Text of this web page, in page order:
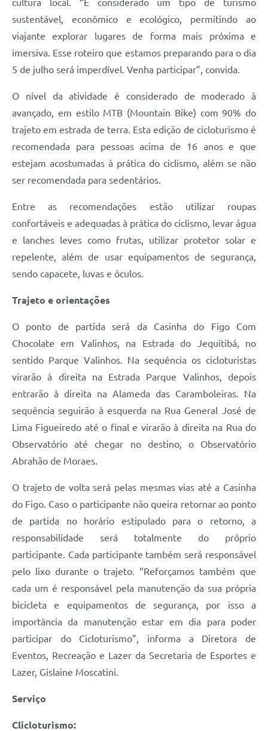
sustentável, econômico e ecológico, permitindo ao
viajante explorar lugares de forma mais próxima e
imersiva. Esse roteiro que estamos preparando para o dia
5 de julho será imperdível. Venha participar”, convida.
O nível da atividade é considerado de moderado à
avançado, em estilo MTB (Mountain Bike) com 90% do
trajeto em estrada de terra. Esta edição de cicloturismo é
recomendada para pessoas acima de 16 anos e que
estejam acostumadas à prática do ciclismo, além se não
ser recomendada para sedentários.
Entre as recomendações estão utilizar roupas
confortáveis e adequadas à prática do ciclismo, levar água
e lanches leves como frutas, utilizar protetor solar e
repelente, além de usar equipamentos de segurança,
sendo capacete, luvas e óculos.
Trajeto e orientações
O ponto de partida será da Casinha do Figo Com
Chocolate em Valinhos, na Estrada do Jequitibá, no
sentido Parque Valinhos. Na sequência os cicloturistas
virarão à direita na Estrada Parque Valinhos, depois
entrarão à direita na Alameda das Caramboleiras. Na
sequência seguirão à esquerda na Rua General José de
Lima Figueiredo até o final e virarão à direita na Rua do
Observatório até chegar no destino, o Observatório
Abrahão de Moraes.
O trajeto de volta será pelas mesmas vias até a Casinha
do Figo. Caso o participante não queira retornar ao ponto
de partida no horário estipulado para o retorno, a
responsabilidade será totalmente do próprio
participante. Cada participante também será responsável
pelo lixo durante o trajeto. “Reforçamos também que
cada um é responsável pela manutenção da sua própria
bicicleta e equipamentos de segurança, por isso a
importância da manutenção estar em dia para poder
participar do Cicloturismo”, informa a Diretora de
Eventos, Recreação e Lazer da Secretaria de Esportes e
Lazer, Gislaine Moscatini.
Serviço
Clicloturismo: